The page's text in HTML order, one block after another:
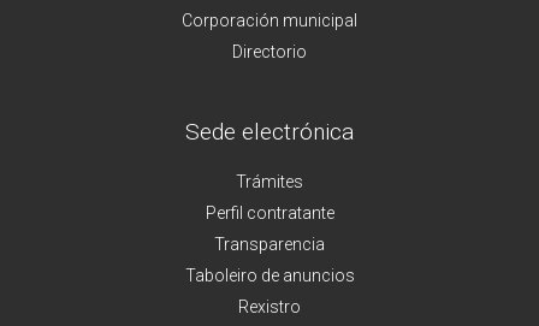
Corporación municipal
Directorio
Sede electrónica
Trámites
Perfil contratante
Transparencia
Taboleiro de anuncios
Rexistro